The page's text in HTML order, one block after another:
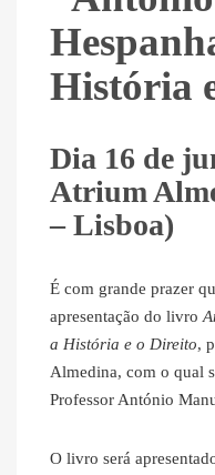
História
Dia 16 de
Atrium
– Lisboa)
É com grande prazer
apresentação do livro
a História e o Direito,
Almedina, com o qual
Professor António
O livro será